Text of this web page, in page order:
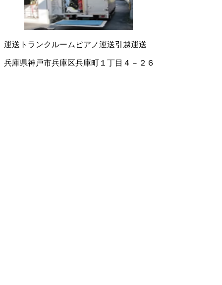
運送 トランクルーム ピアノ運送引越運送
兵庫県神戸市兵庫区兵庫町１丁目４－２６